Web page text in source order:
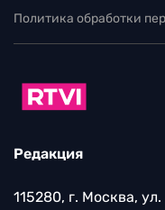
Политика обработки
Редакция
115280, г. Москва,